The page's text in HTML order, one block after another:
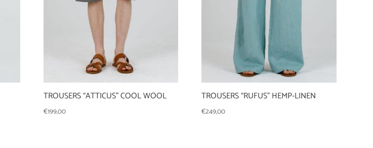
TROUSERS “ATTICUS” COOL WOOL
€199,00
TROUSERS “RUFUS” HEMP-LINEN
€249,00